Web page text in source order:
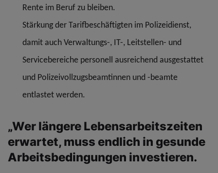
Rente im Beruf zu bleiben.
Stärkung der Tarifbeschäftigten im Polizeidienst,
damit auch Verwaltungs-, IT-, Leitstellen- und
Servicebereiche personell ausreichend ausgestattet
und Polizeivollzugsbeamtinnen und -beamte
entlastet werden.
„Wer längere Lebensarbeitszeiten
erwartet, muss endlich in gesunde
Arbeitsbedingungen investieren.